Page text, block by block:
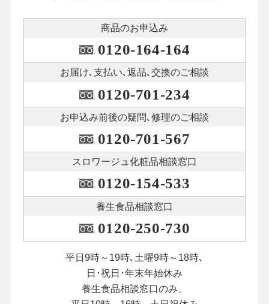
商品のお申込み
0120-164-164
お届け､支払い､ 返品､交換のご相談
0120-701-234
お申込み前後の疑問､修理のご相談
0120-701-567
スロワージュ化粧品相談窓口
0120-154-533
養生食品相談窓口
0120-250-730
平日9時～19時､土曜9時～18時､
日･祝日･年末年始休み
養生食品相談窓口のみ、